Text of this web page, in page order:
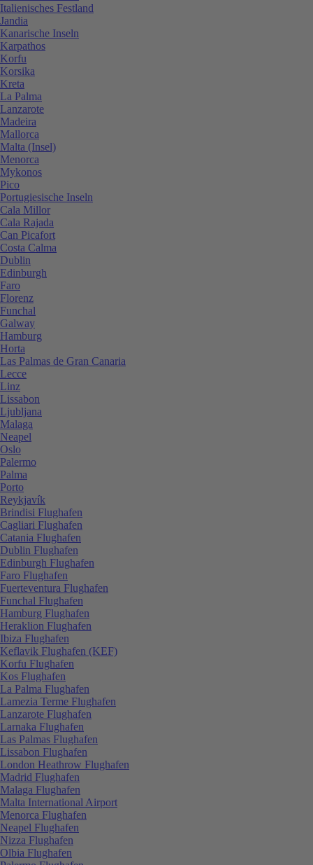
Italienisches Festland
Jandia
Kanarische Inseln
Karpathos
Korfu
Korsika
Kreta
La Palma
Lanzarote
Madeira
Mallorca
Malta (Insel)
Menorca
Mykonos
Pico
Portugiesische Inseln
Cala Millor
Cala Rajada
Can Picafort
Costa Calma
Dublin
Edinburgh
Faro
Florenz
Funchal
Galway
Hamburg
Horta
Las Palmas de Gran Canaria
Lecce
Linz
Lissabon
Ljubljana
Malaga
Neapel
Oslo
Palermo
Palma
Porto
Reykjavík
Brindisi Flughafen
Cagliari Flughafen
Catania Flughafen
Dublin Flughafen
Edinburgh Flughafen
Faro Flughafen
Fuerteventura Flughafen
Funchal Flughafen
Hamburg Flughafen
Heraklion Flughafen
Ibiza Flughafen
Keflavik Flughafen (KEF)
Korfu Flughafen
Kos Flughafen
La Palma Flughafen
Lamezia Terme Flughafen
Lanzarote Flughafen
Larnaka Flughafen
Las Palmas Flughafen
Lissabon Flughafen
London Heathrow Flughafen
Madrid Flughafen
Malaga Flughafen
Malta International Airport
Menorca Flughafen
Neapel Flughafen
Nizza Flughafen
Olbia Flughafen